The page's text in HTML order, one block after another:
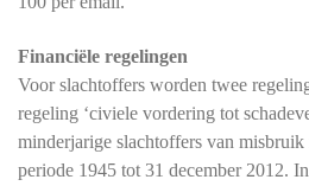
Financiële regelingen
Voor slachtoffers worden twee
regeling ‘civiele vordering tot
minderjarige slachtoffers van
periode 1945 tot 31 december 2012.